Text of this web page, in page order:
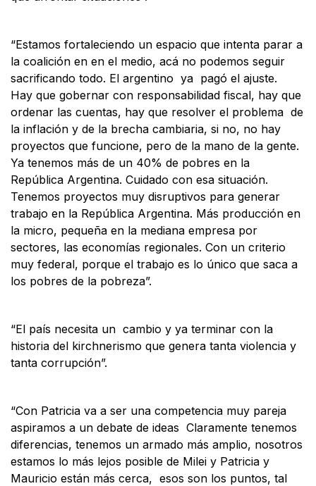
“Estamos fortaleciendo un espacio que intenta parar a
la coalición en en el medio, acá no podemos seguir
sacrificando todo. El argentino ya pagó el ajuste.
Hay que gobernar con responsabilidad fiscal, hay que
ordenar las cuentas, hay que resolver el problema de
la inflación y de la brecha cambiaria, si no, no hay
proyectos que funcione, pero de la mano de la gente.
Ya tenemos más de un 40% de pobres en la
República Argentina. Cuidado con esa situación.
Tenemos proyectos muy disruptivos para generar
trabajo en la República Argentina. Más producción en
la micro, pequeña en la mediana empresa por
sectores, las economías regionales. Con un criterio
muy federal, porque el trabajo es lo único que saca a
los pobres de la pobreza”.
“El país necesita un cambio y ya terminar con la
historia del kirchnerismo que genera tanta violencia y
tanta corrupción”.
“Con Patricia va a ser una competencia muy pareja
aspiramos a un debate de ideas Claramente tenemos
diferencias, tenemos un armado más amplio, nosotros
estamos lo más lejos posible de Milei y Patricia y
Mauricio están más cerca, esos son los puntos, tal